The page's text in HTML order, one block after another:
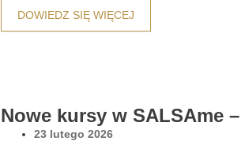
DOWIEDZ SIĘ WIĘCEJ
Nowe kursy w SALSAme
23 lutego 2026